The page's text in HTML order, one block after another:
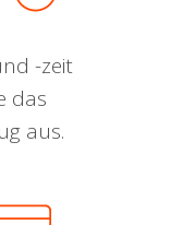
-zeit
das
aus.